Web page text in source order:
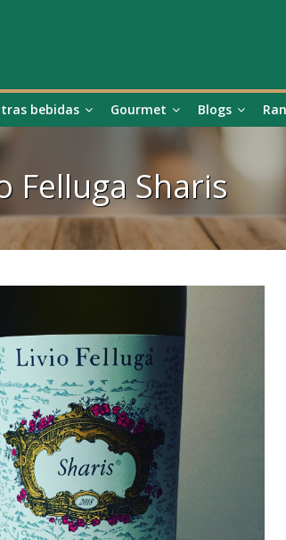
bebidas Gourmet Blogs
Felluga Sharis